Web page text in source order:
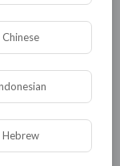
Chinese
Hebrew